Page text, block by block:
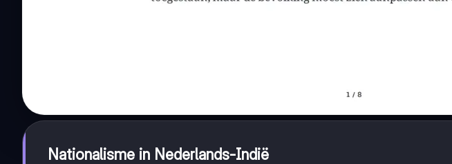
Nationalisme in Nederlands-Indië